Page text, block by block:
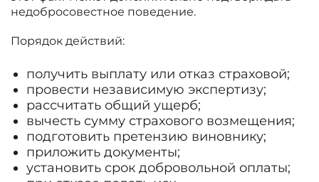
недобросовестное поведение.
Порядок действий:
получить выплату или отказ страховой;
провести независимую экспертизу;
рассчитать общий ущерб;
вычесть сумму страхового возмещения;
подготовить претензию виновнику;
приложить документы;
установить срок добровольной оплаты;